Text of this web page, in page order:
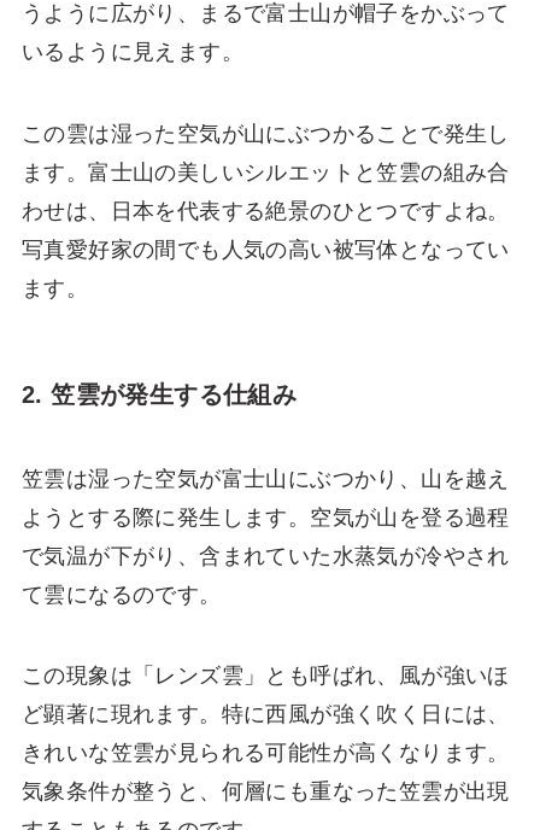
うように広がり、まるで富士山が帽子をかぶって
いるように見えます。
この雲は湿った空気が山にぶつかることで発生し
ます。富士山の美しいシルエットと笠雲の組み合
わせは、日本を代表する絶景のひとつですよね。
写真愛好家の間でも人気の高い被写体となってい
ます。
2. 笠雲が発生する仕組み
笠雲は湿った空気が富士山にぶつかり、山を越え
ようとする際に発生します。空気が山を登る過程
で気温が下がり、含まれていた水蒸気が冷やされ
て雲になるのです。
この現象は「レンズ雲」とも呼ばれ、風が強いほ
ど顕著に現れます。特に西風が強く吹く日には、
きれいな笠雲が見られる可能性が高くなります。
気象条件が整うと、何層にも重なった笠雲が出現